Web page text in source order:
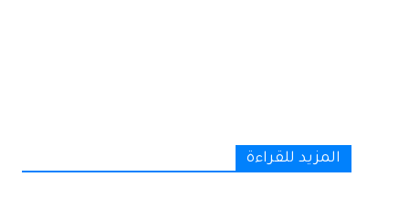
المزيد للقراءة